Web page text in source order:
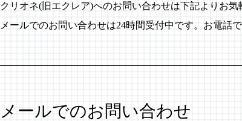
クリオネ(旧エクレア)へのお問い合わせは下記よりお気
メールでのお問い合わせは24時間受付中です。お電話
メールでのお問い合わせ